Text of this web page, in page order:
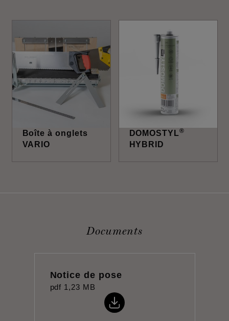
Boîte à onglets
VARIO
DOMOSTYL®
HYBRID
Documents
Notice de pose
pdf 1,23 MB